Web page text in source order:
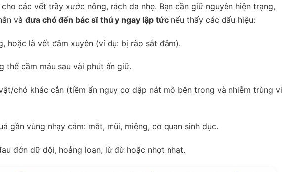
các vết trầy xước nông, rách da nhẹ. Bạn cần giữ nguyên hiện trạng,
và đưa chó đến bác sĩ thú y ngay lập tức nếu thấy các dấu hiệu:
hoặc là vết đâm xuyên (ví dụ: bị rào sắt đâm).
thể cầm máu sau vài phút ấn giữ.
chó khác cắn (tiềm ẩn nguy cơ dập nát mô bên trong và nhiễm trùng vi
gần vùng nhạy cảm: mắt, mũi, miệng, cơ quan sinh dục.
đớn dữ dội, hoảng loạn, lừ đừ hoặc nhợt nhạt.